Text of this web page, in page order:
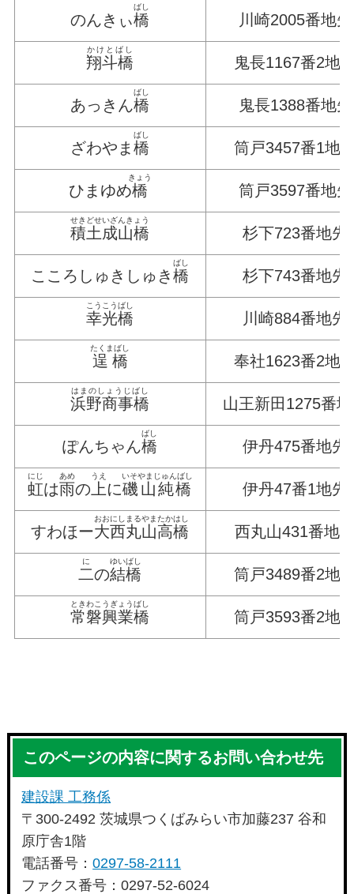
のんきぃ橋
ばし
川崎2005番地先
翔斗橋
かけとばし
鬼長1167番2地
あっきん橋
ばし
鬼長1388番地先
ざわやま橋
ばし
筒戸3457番1地
ひまゆめ橋
きょう
筒戸3597番地先
積土成山橋
せきどせいざんきょう
杉下723番地先
こころしゅきしゅき橋
ばし
杉下743番地先
幸光橋
こうこうばし
川崎884番地先
逞橋
たくまばし
奉社1623番2地
浜野商事橋
はまのしょうじばし
山王新田1275番
ぽんちゃん橋
ばし
伊丹475番地先
虹
にじ
は雨
あめ
の 上
うえ
に磯山純橋
いそやまじゅんばし
伊丹47番1地先
すわほー大西丸山高橋
おおにしまるやまたかはし
西丸山431番地
二
に
の結橋
ゆいばし
筒戸3489番2地
常磐興業橋
ときわこうぎょうばし
筒戸3593番2地
このページの内容に関するお問い合わせ先
建設課 工務係
〒300-2492 茨城県つくばみらい市加藤237 谷和
原庁舎1階
電話番号：0297-58-2111
ファクス番号：0297-52-6024